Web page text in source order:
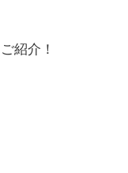
紹介！